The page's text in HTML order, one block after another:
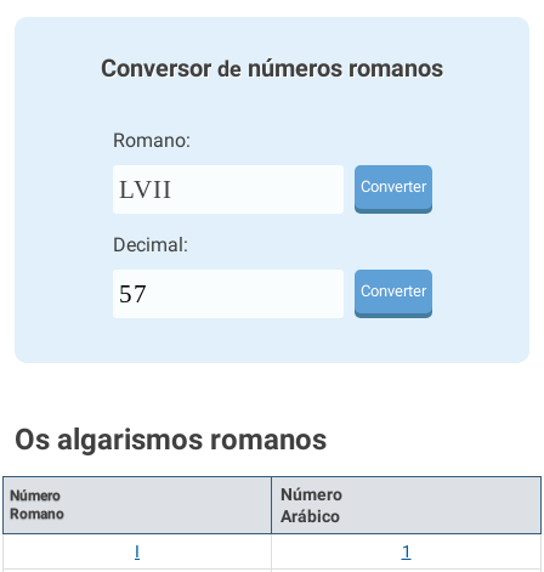
Conversor de números romanos
Romano:
LVII Converter
Decimal:
Converter
Os algarismos romanos
Número
Romano
Número
Arábico
I
1